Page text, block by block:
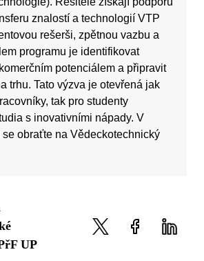
znalostí a technologií VTP
rešerši, zpětnou vazbu a
programu je identifikovat
potenciálem a připravit
trhu. Tato výzva je otevřená jak
tak pro studenty
s inovativními nápady. V
obraťte na Vědeckotechnický
UP